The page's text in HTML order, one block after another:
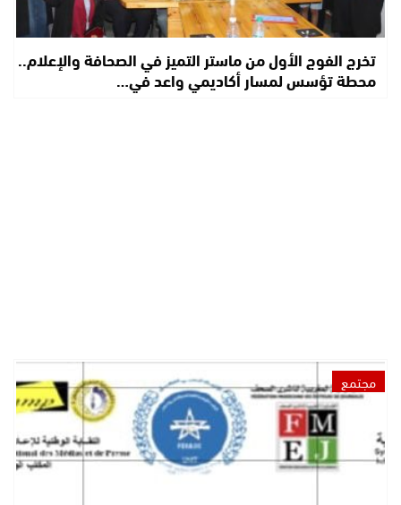
تخرج الفوج الأول من ماستر التميز في الصحافة والإعلام..
محطة تؤسس لمسار أكاديمي واعد في…
مجتمع